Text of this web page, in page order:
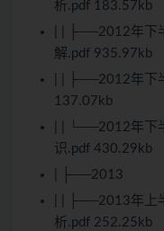
析.pdf 183.57kb
| | ├──2012年下
解.pdf 935.97kb
| | ├──2012年下
137.07kb
| | └──2012年下
识.pdf 430.29kb
| ├──2013
| | ├──2013年上
析.pdf 252.25kb